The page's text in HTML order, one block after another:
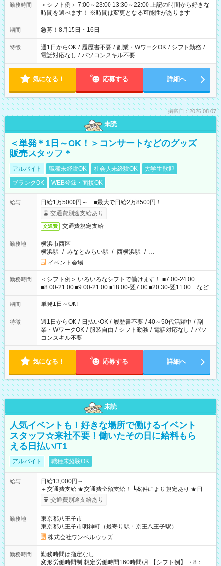
勤務時間
＜シフト例＞ 7:00～23:00 13:30～22:00 上記の時間から好きな
時間を選べます！ ※時間は変更となる可能性があります
期間 急募！8月15日・16日
特徴 週1日からOK / 履歴書不要 / 副業・WワークOK / シフト勤務 /
電話対応なし / パソコンスキル不要
気になる！ 応募する 詳細へ
掲載日：2026.08.07
未読
＜単発＊1日～OK！＞コンサートなどのグッズ
販売スタッフ＊
アルバイト 職種未経験OK 社会人未経験OK
大学生歓迎
ブランクOK
WEB登録・面接OK
給与
日給1万5000円～ ■最大で日給2万8500円！
交通費別途支給あり
交通費 交通費規定支給
勤務地
横浜市西区
横浜駅 / みなとみらい駅 / 西横浜駅 / …
イベント会場
勤務時間
＜シフト例＞ いろいろなシフトで働けます！ ■7:00-24:00
■8:00-21:00 ■9:00-21:00 ■18:00-翌7:00 ■20:30-翌11:00 など
期間 単発1日～OK!
特徴 週1日からOK / 日払いOK / 履歴書不要 / 40～50代活躍中 / 副
業・WワークOK / 服装自由 / シフト勤務 / 電話対応なし / パソ
コンスキル不要
気になる！ 応募する 詳細へ
未読
人気イベントも！好きな場所で働けるイベント
スタッフ☆来社不要！働いたその日に給料もら
える日払い/T1
アルバイト 職種未経験OK
給与
日給13,000円～
＋交通費支給 ★交通費全額支給！ ┗案件により規定あり ★日払
いOK！（規定あり） ┗働いたその日に現金GET♪ お仕事後はコ
ンビニATMから 日払い分を引き落とせます！ 【試用期間】試
交通費別途支給あり
勤務地
東京都八王子市
東京都八王子市明神町（最寄り駅：京王八王子駅）
株式会社ワンベルウッズ
勤務時間
勤務時間は指定なし
変形労働時間制 想定労働時間160時間/月 【シフト例】 ・8：00